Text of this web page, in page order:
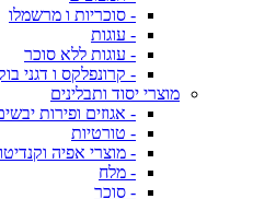
- סוכריות ו מרשמלו
- עוגות
- עוגות ללא סוכר
- קרונפלקס ו דגני
מוצרי יסוד ותבלינים
- אגוזים ופירות
- טורטיות
- מוצרי אפיה
- מלח
- סוכר